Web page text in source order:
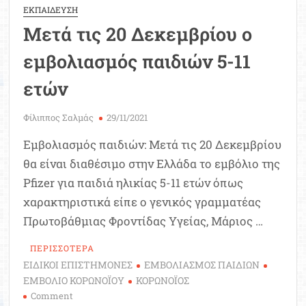
ΕΚΠΑΙΔΕΥΣΗ
Μετά τις 20 Δεκεμβρίου ο
εμβολιασμός παιδιών 5-11
ετών
Φίλιππος Σαλμάς 29/11/2021
Εμβολιασμός παιδιών: Μετά τις 20 Δεκεμβρίου
θα είναι διαθέσιμο στην Ελλάδα το εμβόλιο της
Pfizer για παιδιά ηλικίας 5-11 ετών όπως
χαρακτηριστικά είπε ο γενικός γραμματέας
Πρωτοβάθμιας Φροντίδας Υγείας, Μάριος …
ΠΕΡΙΣΣΟΤΕΡΑ
ΕΙΔΙΚΟΙ ΕΠΙΣΤΗΜΟΝΕΣ
ΕΜΒΟΛΙΑΣΜΟΣ ΠΑΙΔΙΩΝ
ΕΜΒΟΛΙΟ ΚΟΡΩΝΟΪΟΥ
ΚΟΡΩΝΟΪΟΣ
Comment